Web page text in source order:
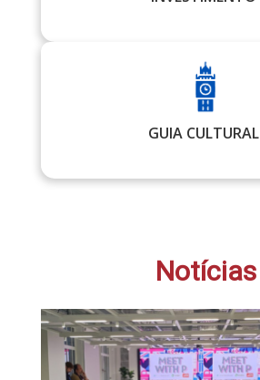
GUIA CULTURAL
Notícias